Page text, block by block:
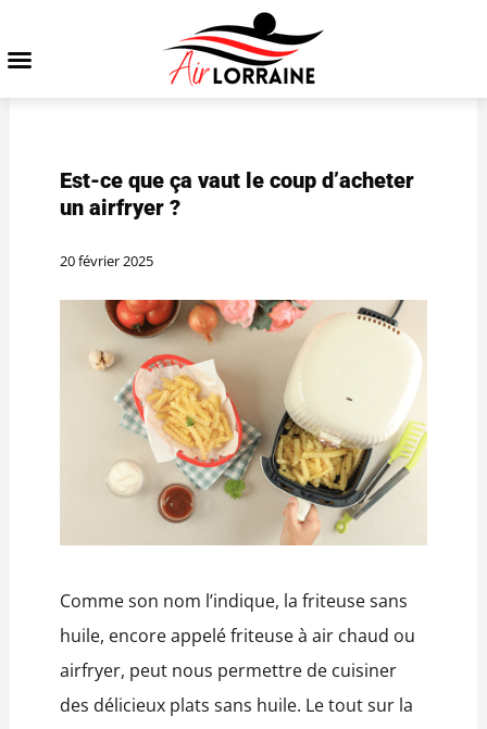
Est-ce que ça vaut le coup d’acheter
un airfryer ?
20 février 2025
Comme son nom l’indique, la friteuse sans
huile, encore appelé friteuse à air chaud ou
airfryer, peut nous permettre de cuisiner
des délicieux plats sans huile. Le tout sur la